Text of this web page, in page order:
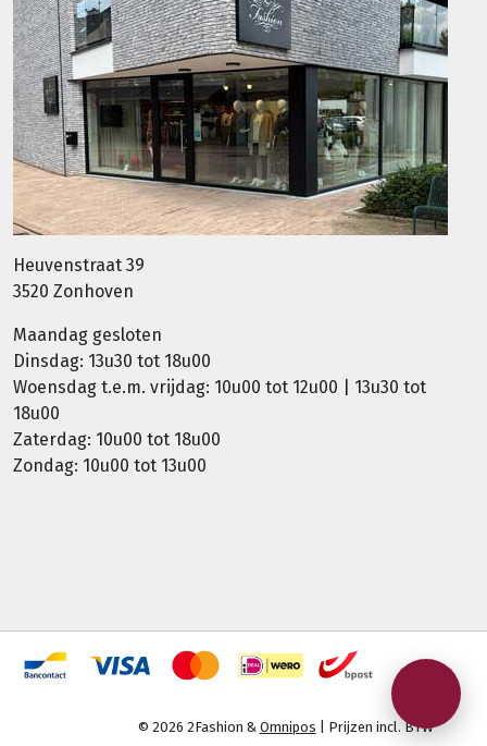
Heuvenstraat 39
3520 Zonhoven
Maandag gesloten
Dinsdag: 13u30 tot 18u00
Woensdag t.e.m. vrijdag: 10u00 tot 12u00 | 13u30 tot
18u00
Zaterdag: 10u00 tot 18u00
Zondag: 10u00 tot 13u00
© 2026 2Fashion & Omnipos | Prijzen incl. BTW